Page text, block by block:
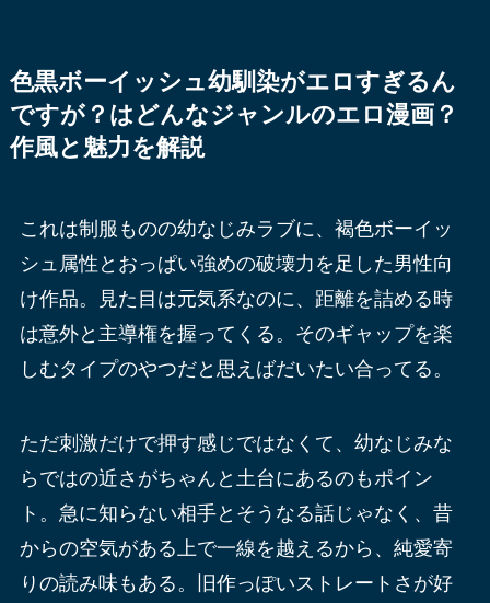
色黒ボーイッシュ幼馴染がエロすぎるん
ですが？はどんなジャンルのエロ漫画？
作風と魅力を解説
これは制服ものの幼なじみラブに、褐色ボーイッ
シュ属性とおっぱい強めの破壊力を足した男性向
け作品。見た目は元気系なのに、距離を詰める時
は意外と主導権を握ってくる。そのギャップを楽
しむタイプのやつだと思えばだいたい合ってる。
ただ刺激だけで押す感じではなくて、幼なじみな
らではの近さがちゃんと土台にあるのもポイン
ト。急に知らない相手とそうなる話じゃなく、昔
からの空気がある上で一線を越えるから、純愛寄
りの読み味もある。旧作っぽいストレートさが好